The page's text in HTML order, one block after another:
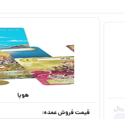
ریال
هوپا
قیمت فروش عمده: